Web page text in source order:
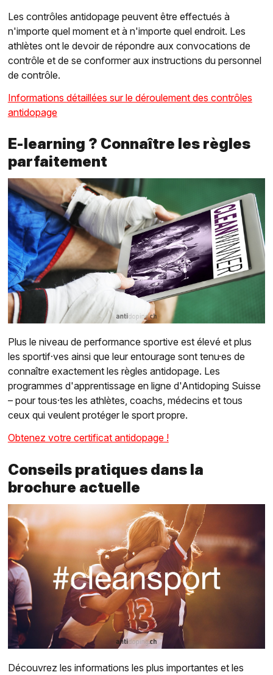
Les contrôles antidopage peuvent être effectués à
n'importe quel moment et à n'importe quel endroit. Les
athlètes ont le devoir de répondre aux convocations de
contrôle et de se conformer aux instructions du personnel
de contrôle.
Informations détaillées sur le déroulement des contrôles
antidopage
E-learning ? Connaître les règles
parfaitement
Plus le niveau de performance sportive est élevé et plus
les sportif·ves ainsi que leur entourage sont tenu·es de
connaître exactement les règles antidopage. Les
programmes d'apprentissage en ligne d'Antidoping Suisse
– pour tous·tes les athlètes, coachs, médecins et tous
ceux qui veulent protéger le sport propre.
Obtenez votre certificat antidopage !
Conseils pratiques dans la
brochure actuelle
Découvrez les informations les plus importantes et les